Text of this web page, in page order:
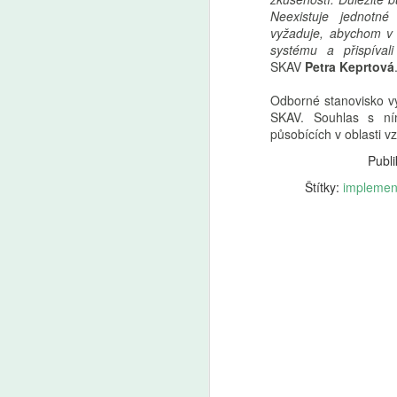
Neexistuje
vyžaduje, abychom
systému a
SKAV Petra Keprtová.
Odborné stanovisko
SKAV. Souhlas s
působících v oblasti
Štítky:
a